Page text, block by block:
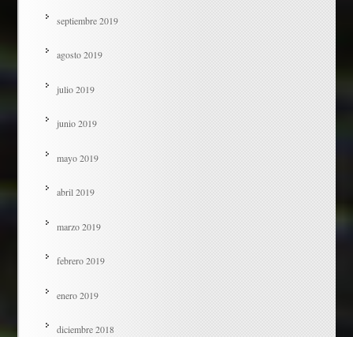
septiembre 2019
agosto 2019
julio 2019
junio 2019
mayo 2019
abril 2019
marzo 2019
febrero 2019
enero 2019
diciembre 2018